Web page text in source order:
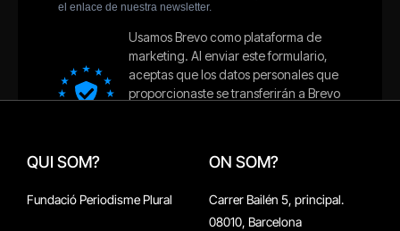
QUI SOM?
Fundació Periodisme Plural
ON SOM?
Carrer Bailén 5, principal.
08010, Barcelona